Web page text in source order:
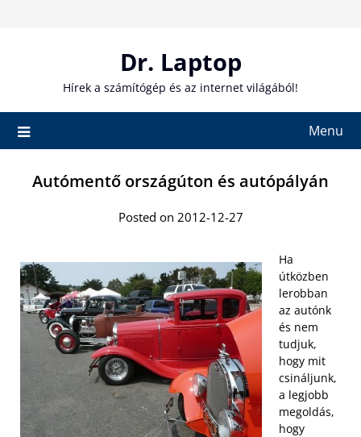
Dr. Laptop
Hírek a számítógép és az internet világából!
Menu
Autómentő országúton és autópályán
Posted on 2012-12-27
Ha
útközben
lerobban
az autónk
és nem
tudjuk,
hogy mit
csináljunk,
a legjobb
megoldás,
hogy